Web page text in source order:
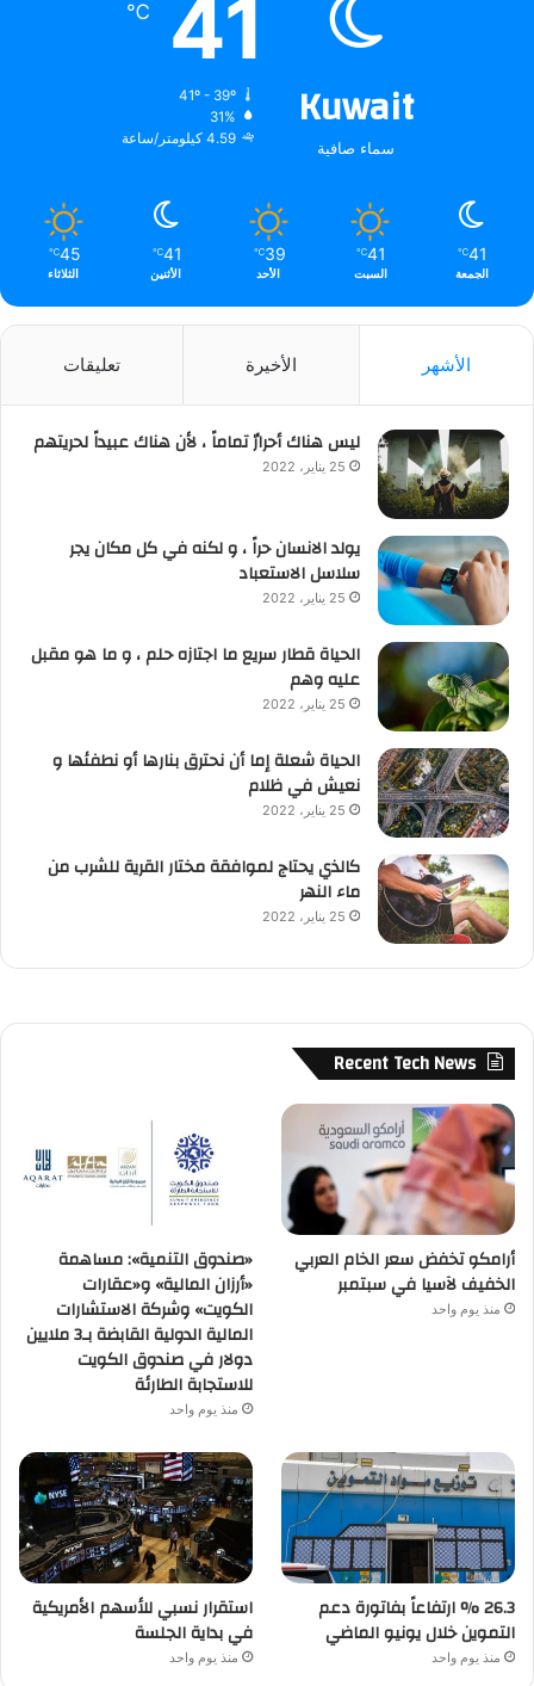
Kuwait
سماء صافية
41
℃
41º - 39º
31%
4.59 كيلومتر/ساعة
41
℃
الجمعة
41
℃
السبت
39
℃
الأحد
41
℃
الأثنين
45
℃
الثلاثاء
الأشهر الأخيرة تعليقات
ليس هناك أحرارٌ تماماً ، لأن هناك عبيداً لحريتهم
25 يناير، 2022
يولد الانسان حراً ، و لكنه في كل مكان يجر
سلاسل الاستعباد
25 يناير، 2022
الحياة قطار سريع ما اجتازه حلم ، و ما هو مقبل
عليه وهم
25 يناير، 2022
الحياة شعلة إما أن نحترق بنارها أو نطفئها و
نعيش في ظلام
25 يناير، 2022
كالذي يحتاج لموافقة مختار القرية للشرب من
ماء النهر
25 يناير، 2022
Recent Tech News
أرامكو تخفض سعر الخام العربي
الخفيف لآسيا في سبتمبر
منذ يوم واحد
«صندوق التنمية»: مساهمة
«أرزان المالية» و«عقارات
الكويت» وشركة الاستشارات
المالية الدولية القابضة بـ3 ملايين
دولار في صندوق الكويت
للاستجابة الطارئة
منذ يوم واحد
26.3 % ارتفاعاً بفاتورة دعم
التموين خلال يونيو الماضي
منذ يوم واحد
استقرار نسبي للأسهم الأمريكية
في بداية الجلسة
منذ يوم واحد